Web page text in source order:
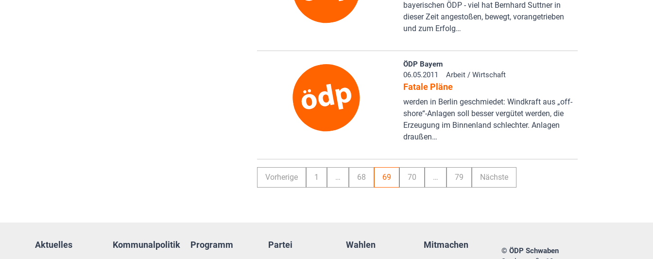
bayerischen ÖDP - viel hat Bernhard Suttner in
dieser Zeit angestoßen, bewegt, vorangetrieben
und zum Erfolg…
ÖDP Bayern
06.05.2011
Arbeit / Wirtschaft
Fatale Pläne
werden in Berlin geschmiedet: Windkraft aus „off-
shore“-Anlagen soll besser vergütet werden, die
Erzeugung im Binnenland schlechter. Anlagen
draußen…
Vorherige 1 … 68 69 70 … 79 Nächste
Aktuelles Kommunalpolitik Programm Partei Wahlen Mitmachen
© ÖDP Schwaben